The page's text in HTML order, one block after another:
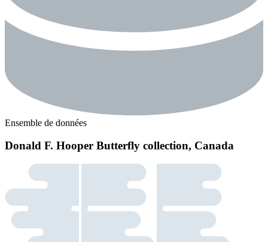
Ensemble de données
Donald F. Hooper Butterfly collection, Canada